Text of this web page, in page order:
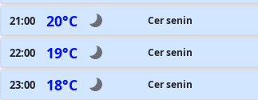
21:00 20°C Cer senin
22:00 19°C Cer senin
23:00 18°C Cer senin